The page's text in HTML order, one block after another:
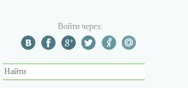
Войти через: